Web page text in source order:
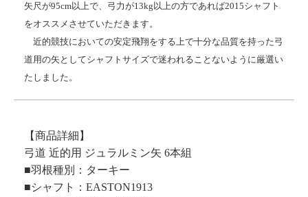
矢尺が95cm以上で、弓力が13kg以上の方であれば2015シャフト
をオススメさせていただきます。
近的競技においての安定飛翔をする上で十分な品質を持った弓
道用の矢としてシャフトサイズで迷われることないように厳選い
たしました。
【商品詳細】
弓道 近的用 ジュラルミン矢 6本組
■羽根種別：ターキー
■シャフト：EASTON1913